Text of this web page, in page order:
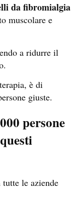
da fibromialgia
muscolare e
a ridurre il
è di
giuste.
persone
le aziende